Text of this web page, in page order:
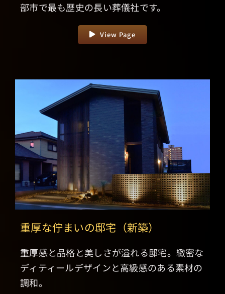
部市で最も歴史の長い葬儀社です。
View Page
重厚な佇まいの邸宅（新築）
重厚感と品格と美しさが溢れる邸宅。緻密な
ディティールデザインと高級感のある素材の
調和。